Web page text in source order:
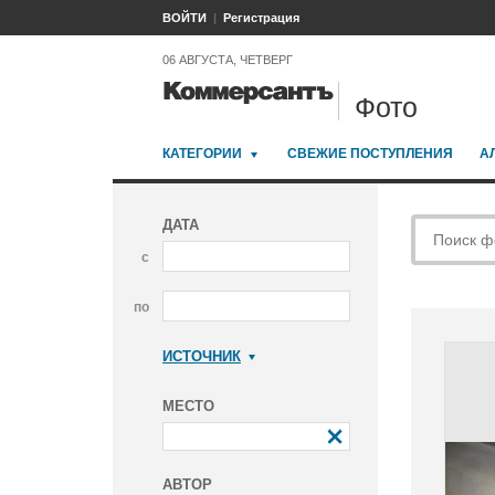
ВОЙТИ Регистрация
06 АВГУСТА, ЧЕТВЕРГ
Фото
КАТЕГОРИИ СВЕЖИЕ ПОСТУПЛЕНИЯ
ДАТА
с
по
ИСТОЧНИК
МЕСТО
АВТОР